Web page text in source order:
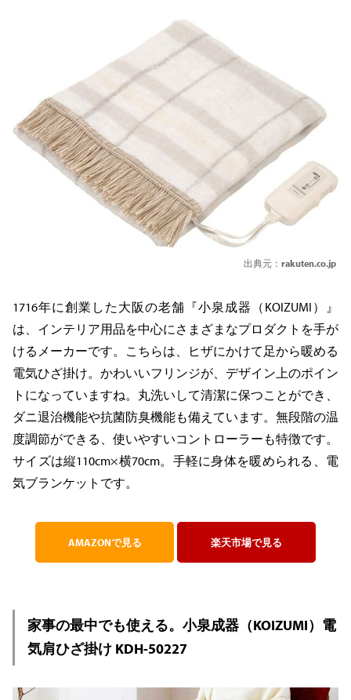
出典元： rakuten.co.jp
1716年に創業した大阪の老舗『小泉成器（KOIZUMI）』
は、インテリア用品を中心にさまざまなプロダクトを手が
けるメーカーです。こちらは、ヒザにかけて足から暖める
電気ひざ掛け。かわいいフリンジが、デザイン上のポイン
トになっていますね。丸洗いして清潔に保つことができ、
ダニ退治機能や抗菌防臭機能も備えています。無段階の温
度調節ができる、使いやすいコントローラーも特徴です。
サイズは縦110cm×横70cm。手軽に身体を暖められる、電
気ブランケットです。
AMAZONで見る 楽天市場で見る
家事の最中でも使える。小泉成器（KOIZUMI）電
気肩ひざ掛け KDH-50227